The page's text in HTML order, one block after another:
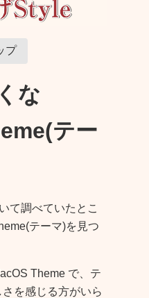
プ
な
テー
て調べていたとこ
テーマ)を見つ
Theme で、テ
を感じる方がいら